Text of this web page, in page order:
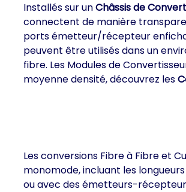
Installés sur unChâssis de
connectent de manière
ports émetteur/récepteur
peuvent être utilisés dans un
fibre. Les Modules de
moyenne densité, découvrez les
Les conversions Fibre à Fibre et
monomode, incluant les
ou avec des émetteurs-